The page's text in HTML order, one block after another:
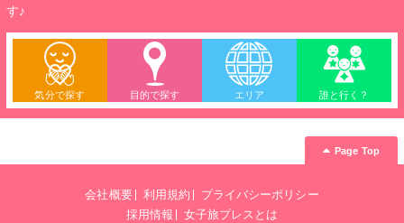
す♪
気分で探す 目的で探す エリア 誰と行く？
Page Top
会社概要 利用規約
プライバシーポリシー
採用情報
女子旅プレスとは